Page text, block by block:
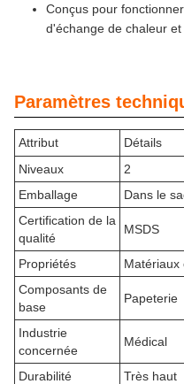
Conçus pour
d'échange de chaleur
Paramètres
Attribut
Détails
Niveaux
2
Emballage
Dans le
Certification de la
qualité
MSDS
Propriétés
Matériaux
Composants de
base
Papeterie
Industrie
concernée
Médical
Durabilité
Très haut